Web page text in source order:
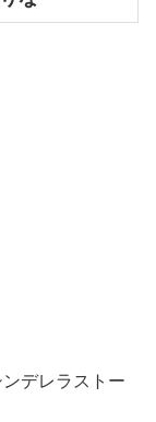
デレラストー